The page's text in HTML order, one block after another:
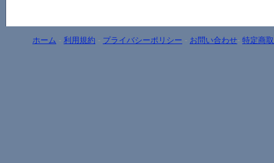
ホーム - 利用規約 - プライバシーポリシー - お問い合わせ- 特定商